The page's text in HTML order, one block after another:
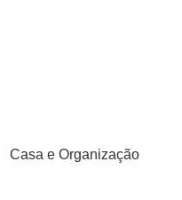
Casa e Organização